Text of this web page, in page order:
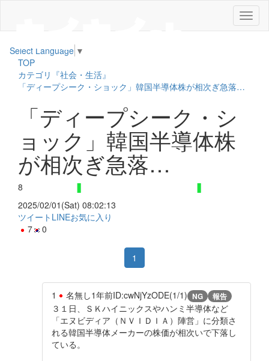
メ
ニ
Select Language ▼
TOP
カテゴリ『社会・生活』
「ディープシーク・ショック」韓国半導体株が相次ぎ急落…
「ディープシーク・シ
ョック」韓国半導体株
が相次ぎ急落…
8
2025/02/01(Sat) 08:02:13
ツイート LINEお気に入り
7
0
1
1 名無し1年前ID:cwNjYzODE(1/1) NG 報告
３１日、ＳＫハイニックスやハンミ半導体など
「エヌビディア（ＮＶＩＤＩＡ）陣営」に分類さ
れる韓国半導体メーカーの株価が相次いで下落し
ている。